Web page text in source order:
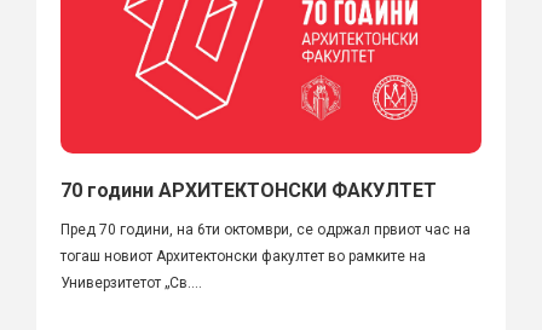
70 години АРХИТЕКТОНСКИ ФАКУЛТЕТ
Пред 70 години, на 6ти октомври, се одржал првиот час на
тогаш новиот Архитектонски факултет во рамките на
Универзитетот „Св....